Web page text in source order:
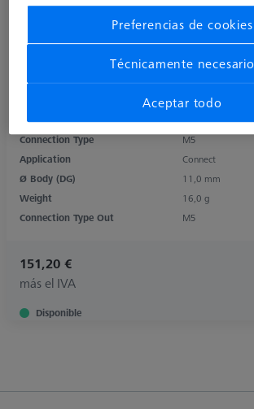
Product Type
Rotary Elements
40,0 mm
Material
Titanium
Connection Type
M5
Application
Connect
Ø Body (DG)
11,0 mm
Weight
16,0 g
Connection Type Out
M5
151,20 €
más el IVA
Disponible
Preferencias de cookies
Técnicamente necesario
Aceptar todo